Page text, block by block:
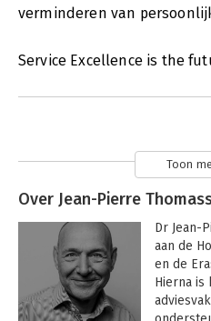
verminderen van
Service Excellence is the
Toon
Over Jean-Pierre
Dr Jean-
aan de
en de
Hierna is